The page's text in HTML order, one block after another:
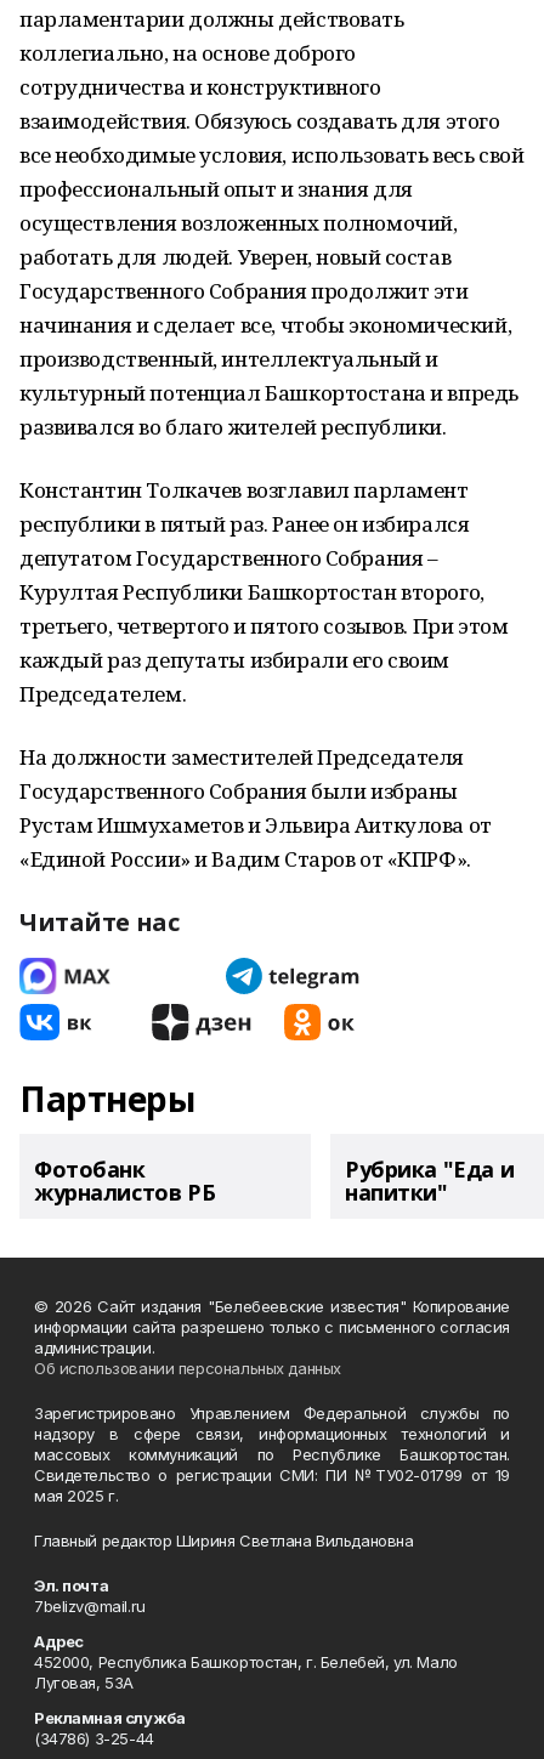
парламентарии должны действовать
коллегиально, на основе доброго
сотрудничества и конструктивного
взаимодействия. Обязуюсь создавать для этого
все необходимые условия, использовать весь свой
профессиональный опыт и знания для
осуществления возложенных полномочий,
работать для людей. Уверен, новый состав
Государственного Собрания продолжит эти
начинания и сделает все, чтобы экономический,
производственный, интеллектуальный и
культурный потенциал Башкортостана и впредь
развивался во благо жителей республики.
Константин Толкачев возглавил парламент
республики в пятый раз. Ранее он избирался
депутатом Государственного Собрания –
Курултая Республики Башкортостан второго,
третьего, четвертого и пятого созывов. При этом
каждый раз депутаты избирали его своим
Председателем.
На должности заместителей Председателя
Государственного Собрания были избраны
Рустам Ишмухаметов и Эльвира Аиткулова от
«Единой России» и Вадим Старов от «КПРФ».
Читайте нас
Партнеры
Фотобанк
журналистов РБ
Рубрика "Еда и
напитки"
© 2026 Сайт издания "Белебеевские известия" Копирование
информации сайта разрешено только с письменного согласия
администрации.
Об использовании персональных данных
Зарегистрировано Управлением Федеральной службы по
надзору в сфере связи, информационных технологий и
массовых коммуникаций по Республике Башкортостан.
Свидетельство о регистрации СМИ: ПИ №ТУ02-01799 от 19
мая 2025 г.
Главный редактор Шириня Светлана Вильдановна
Эл. почта
7belizv@mail.ru
Адрес
452000, Республика Башкортостан, г. Белебей, ул. Мало
Луговая, 53А
Рекламная служба
(34786) 3-25-44